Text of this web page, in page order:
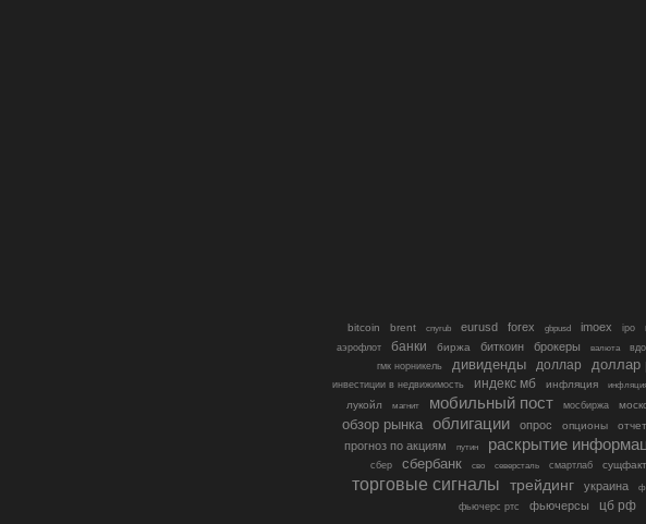
bitcoin brent cnyrub eurusd forex gbpusd imoex ipo
аэрофлот банки биржа биткоин брокеры валюта вдо
гмк норникель дивиденды доллар доллар
инвестиции в недвижимость индекс мб инфляция
лукойл магнит мобильный пост мосбиржа
обзор рынка облигации опрос опционы
прогноз по акциям
путин раскрытие
сбер сбербанк сво северсталь смартлаб
торговые сигналы трейдинг украина
фьючерс ртс фьючерсы цб рф